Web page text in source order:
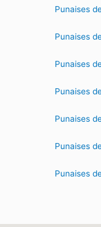
Punaises
Punaises
Punaises
Punaises
Punaises
Punaises
Punaises